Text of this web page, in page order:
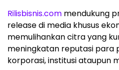
Rilisbisnis.com mendukung
release di media khusus
memulihankan citra yang
meningkatan reputasi para
korporasi, institusi ataupun